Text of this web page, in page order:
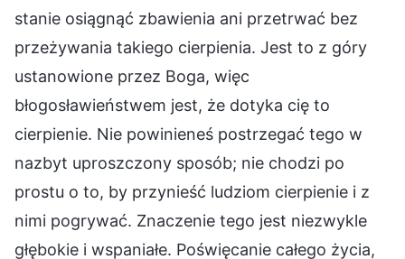
stanie osiągnąć zbawienia ani przetrwać bez
przeżywania takiego cierpienia. Jest to z góry
ustanowione przez Boga, więc
błogosławieństwem jest, że dotyka cię to
cierpienie. Nie powinieneś postrzegać tego w
nazbyt uproszczony sposób; nie chodzi po
prostu o to, by przynieść ludziom cierpienie i z
nimi pogrywać. Znaczenie tego jest niezwykle
głębokie i wspaniałe. Poświęcanie całego życia,